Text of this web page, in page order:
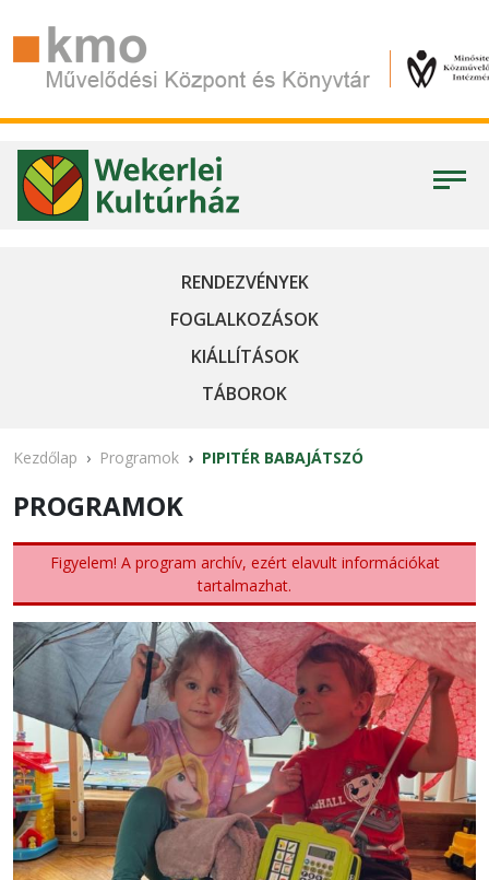
RENDEZVÉNYEK
FOGLALKOZÁSOK
KIÁLLÍTÁSOK
TÁBOROK
Kezdőlap Programok PIPITÉR BABAJÁTSZÓ
PROGRAMOK
Figyelem! A program archív, ezért elavult információkat
tartalmazhat.